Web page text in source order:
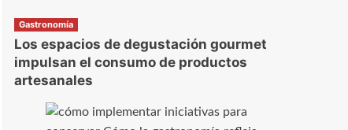
Gastronomía
Los espacios de degustación gourmet
impulsan el consumo de productos
artesanales